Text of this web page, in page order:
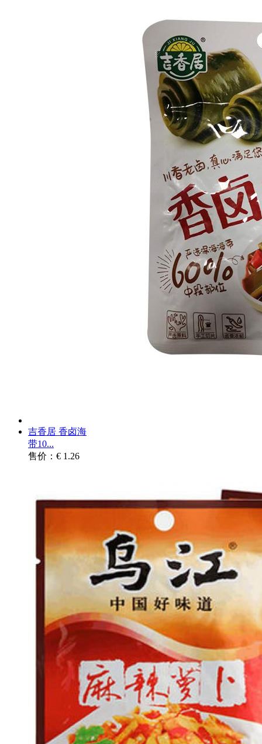
吉香居 香卤海
带10...
售价：€ 1.26